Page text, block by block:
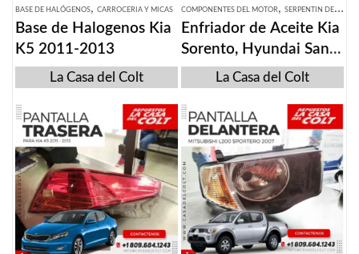
BASE DE HALÓGENOS, CARROCERIA Y MICAS
Base de Halogenos Kia
K5 2011-2013
La Casa del Colt
COMPONENTES DEL MOTOR, SERPENTIN DE MOTOR
Enfriador de Aceite Kia
Sorento, Hyundai Santa
Fe. 2010-2018
La Casa del Colt